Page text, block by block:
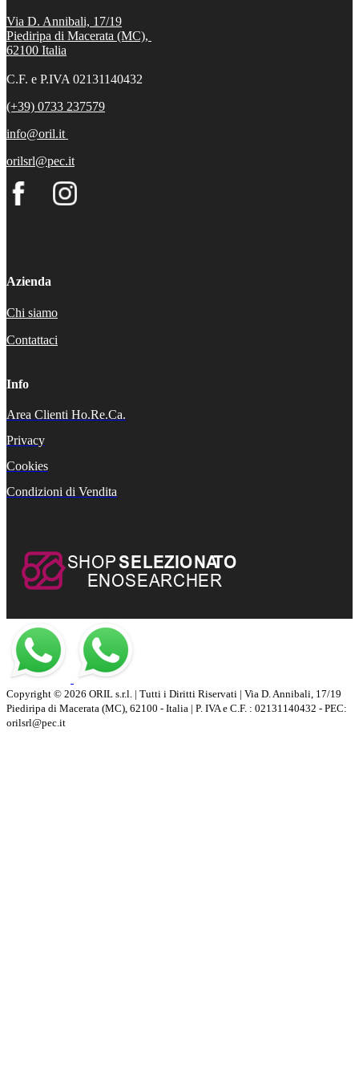
Via D. Annibali, 17/19
Piediripa di Macerata (MC),
62100 Italia
C.F. e P.IVA 02131140432
(+39) 0733 237579
info@oril.it
orilsrl@pec.it
Azienda
Chi siamo
Contattaci
Info
Area Clienti Ho.Re.Ca.
Privacy
Cookies
Condizioni di Vendita
Copyright © 2026 ORIL s.r.l. | Tutti i Diritti Riservati | Via D. Annibali, 17/19
Piediripa di Macerata (MC), 62100 - Italia | P. IVA e C.F. : 02131140432 - PEC:
orilsrl@pec.it